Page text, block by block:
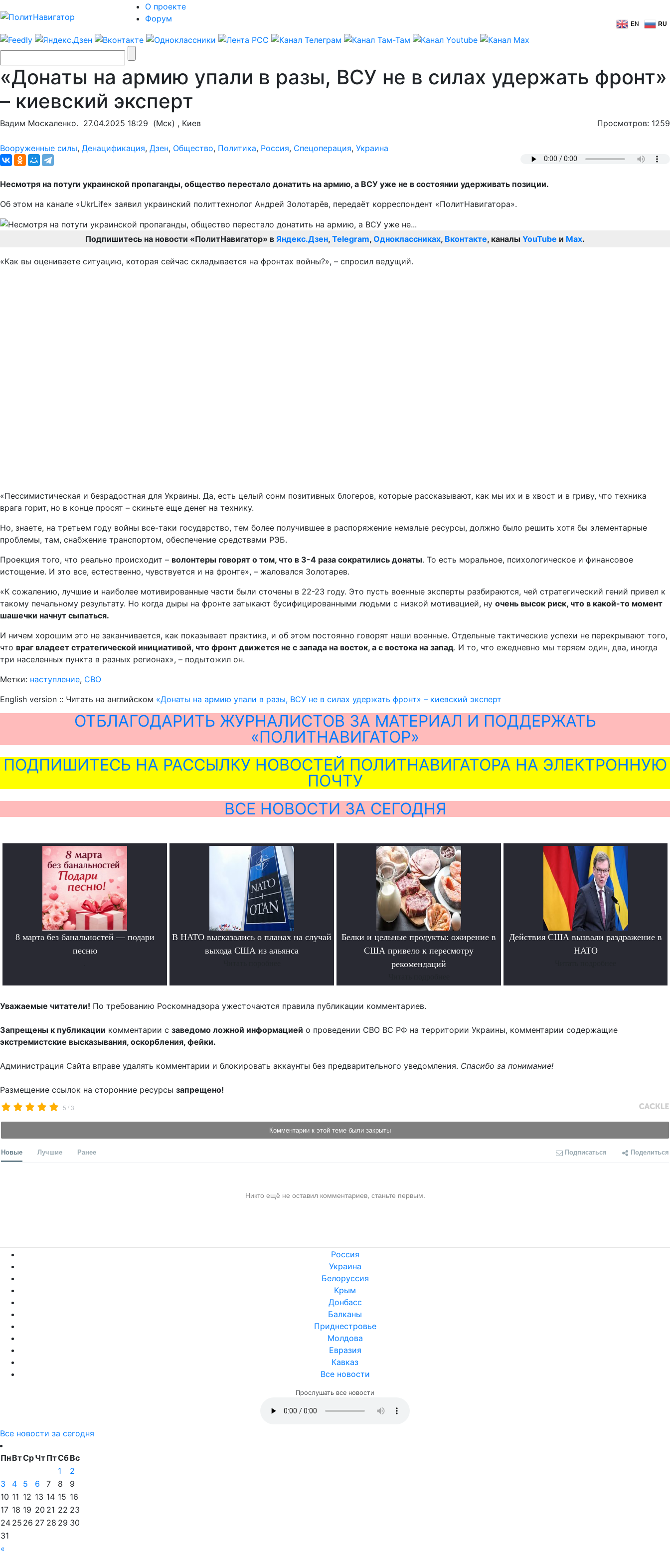
О проекте
Форум
EN RU
«Донаты на армию упали в разы, ВСУ не в силах удержать фронт»
– киевский эксперт
Вадим Москаленко. 27.04.2025 18:29 (Мск) , Киев Просмотров: 1259
Вооруженные силы, Денацификация, Дзен, Общество, Политика, Россия, Спецоперация, Украина
Несмотря на потуги украинской пропаганды, общество перестало донатить на армию, а ВСУ уже не в состоянии удерживать позиции.
Об этом на канале «UkrLife» заявил украинский политтехнолог Андрей Золотарёв, передаёт корреспондент «ПолитНавигатора».
Подпишитесь на новости «ПолитНавигатор» в Яндекс.Дзен, Telegram, Одноклассниках, Вконтакте, каналы YouTube и Max.
«Как вы оцениваете ситуацию, которая сейчас складывается на фронтах войны?», – спросил ведущий.
«Пессимистическая и безрадостная для Украины. Да, есть целый сонм позитивных блогеров, которые рассказывают, как мы их и в хвост и в гриву, что техника
врага горит, но в конце просят – скиньте еще денег на технику.
Но, знаете, на третьем году войны все-таки государство, тем более получившее в распоряжение немалые ресурсы, должно было решить хотя бы элементарные
проблемы, там, снабжение транспортом, обеспечение средствами РЭБ.
Проекция того, что реально происходит – волонтеры говорят о том, что в 3-4 раза сократились донаты. То есть моральное, психологическое и финансовое
истощение. И это все, естественно, чувствуется и на фронте», – жаловался Золотарев.
«К сожалению, лучшие и наиболее мотивированные части были сточены в 22-23 году. Это пусть военные эксперты разбираются, чей стратегический гений привел к
такому печальному результату. Но когда дыры на фронте затыкают бусифицированными людьми с низкой мотивацией, ну очень высок риск, что в какой-то момент
шашечки начнут сыпаться.
И ничем хорошим это не заканчивается, как показывает практика, и об этом постоянно говорят наши военные. Отдельные тактические успехи не перекрывают того,
что враг владеет стратегической инициативой, что фронт движется не с запада на восток, а с востока на запад. И то, что ежедневно мы теряем один, два, иногда
три населенных пункта в разных регионах», – подытожил он.
Метки: наступление, СВО
English version :: Читать на английском «Донаты на армию упали в разы, ВСУ не в силах удержать фронт» – киевский эксперт
ОТБЛАГОДАРИТЬ ЖУРНАЛИСТОВ ЗА МАТЕРИАЛ И ПОДДЕРЖАТЬ
«ПОЛИТНАВИГАТОР»
ПОДПИШИТЕСЬ НА РАССЫЛКУ НОВОСТЕЙ ПОЛИТНАВИГАТОРА НА ЭЛЕКТРОННУЮ
ПОЧТУ
ВСЕ НОВОСТИ ЗА СЕГОДНЯ
8 марта без банальностей — подари
песню
В НАТО высказались о планах на случай
выхода США из альянса
Белки и цельные продукты: ожирение в
США привело к пересмотру
рекомендаций
Действия США вызвали раздражение в
НАТО
Уважаемые читатели! По требованию Роскомнадзора ужесточаются правила публикации комментариев.
Запрещены к публикации комментарии с заведомо ложной информацией о проведении СВО ВС РФ на территории Украины, комментарии содержащие
экстремистские высказывания, оскорбления, фейки.
Администрация Сайта вправе удалять комментарии и блокировать аккаунты без предварительного уведомления. Спасибо за понимание!
Размещение ссылок на сторонние ресурсы запрещено!
5 /3
Комментарии к этой теме были закрыты
Новые Лучшие Ранее Подписаться Поделиться
Никто ещё не оставил комментариев, станьте первым.
Россия
Украина
Белоруссия
Крым
Донбасс
Балканы
Приднестровье
Молдова
Евразия
Кавказ
Все новости
Прослушать все новости
Все новости за сегодня
ПнВтСрЧтПтСбВс
«
1
2
3
4 5 6 7 8
9
10 11 12 13 14 15 16
17 18 19 20 21 22 23
24 25 26 27 28 29 30
31